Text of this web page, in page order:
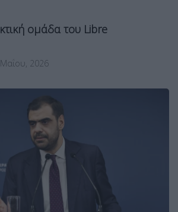
ομάδα του Libre
2026